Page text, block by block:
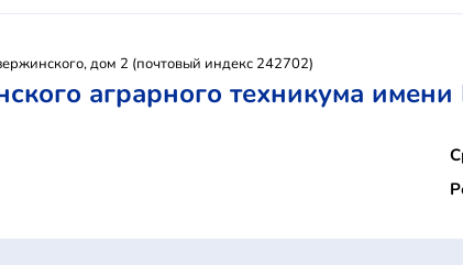
дом 2 (почтовый индекс 242702)
аграрного техникума